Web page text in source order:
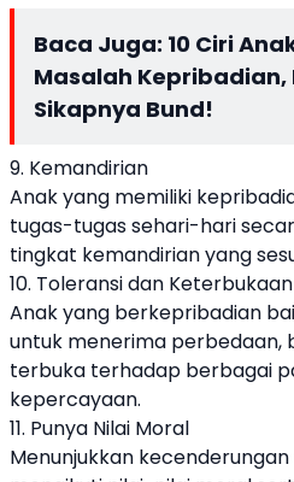
Baca Juga: 10 Ciri
Masalah
Sikapnya Bund!
9. Kemandirian
Anak yang memiliki
tugas-tugas sehari-hari
tingkat kemandirian yang
10. Toleransi dan Keterbukaan
Anak yang berkepribadian
untuk menerima perbedaan,
terbuka terhadap berbagai
kepercayaan.
11. Punya Nilai Moral
Menunjukkan